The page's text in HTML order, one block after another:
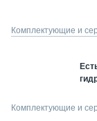
Комплектующие и
Комплектующие и